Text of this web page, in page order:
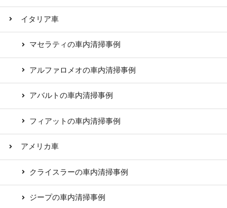
イタリア車
マセラティの車内清掃事例
アルファロメオの車内清掃事例
アバルトの車内清掃事例
フィアットの車内清掃事例
アメリカ車
クライスラーの車内清掃事例
ジープの車内清掃事例